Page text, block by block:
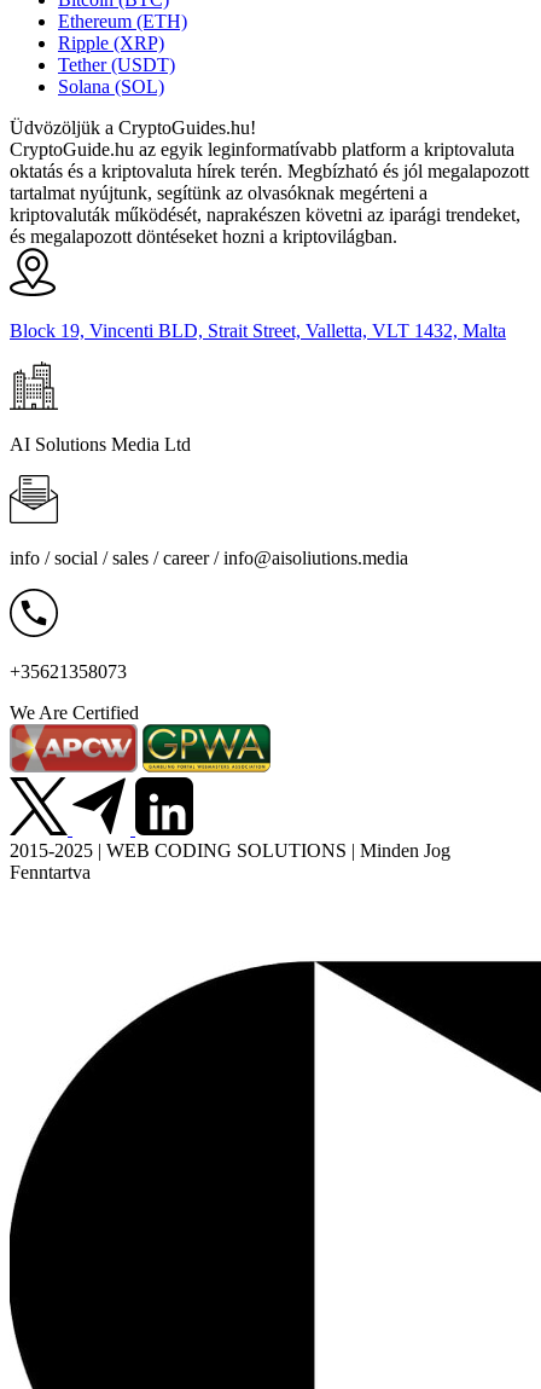
Ethereum (ETH)
Ripple (XRP)
Tether (USDT)
Solana (SOL)
Üdvözöljük a CryptoGuides.hu!
CryptoGuide.hu az egyik leginformatívabb platform a kriptovaluta
oktatás és a kriptovaluta hírek terén. Megbízható és jól megalapozott
tartalmat nyújtunk, segítünk az olvasóknak megérteni a
kriptovaluták működését, naprakészen követni az iparági trendeket,
és megalapozott döntéseket hozni a kriptovilágban.
Block 19, Vincenti BLD, Strait Street, Valletta, VLT 1432, Malta
AI Solutions Media Ltd
info / social / sales / career /info@aisoliutions.media
+35621358073
We Are Certified
2015-2025 | WEB CODING SOLUTIONS | Minden Jog
Fenntartva